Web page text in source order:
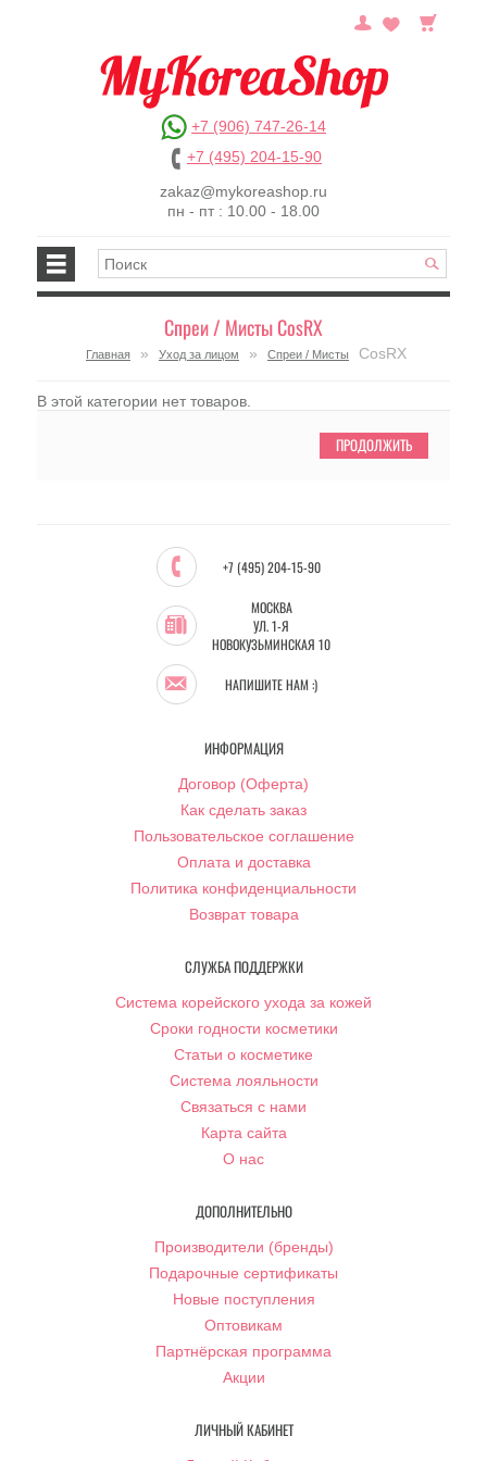
+7 (906) 747-26-14
+7 (495) 204-15-90
zakaz@mykoreashop.ru
пн - пт : 10.00 - 18.00
Спреи / Мисты CosRX
Главная » Уход за лицом » Спреи / Мисты CosRX
В этой категории нет товаров.
ПРОДОЛЖИТЬ
+7 (495) 204-15-90
МОСКВА
УЛ. 1-Я
НОВОКУЗЬМИНСКАЯ 10
НАПИШИТЕ НАМ :)
ИНФОРМАЦИЯ
Договор (Оферта)
Как сделать заказ
Пользовательское соглашение
Оплата и доставка
Политика конфиденциальности
Возврат товара
СЛУЖБА ПОДДЕРЖКИ
Система корейского ухода за кожей
Сроки годности косметики
Статьи о косметике
Система лояльности
Связаться с нами
Карта сайта
О нас
ДОПОЛНИТЕЛЬНО
Производители (бренды)
Подарочные сертификаты
Новые поступления
Оптовикам
Партнёрская программа
Акции
ЛИЧНЫЙ КАБИНЕТ